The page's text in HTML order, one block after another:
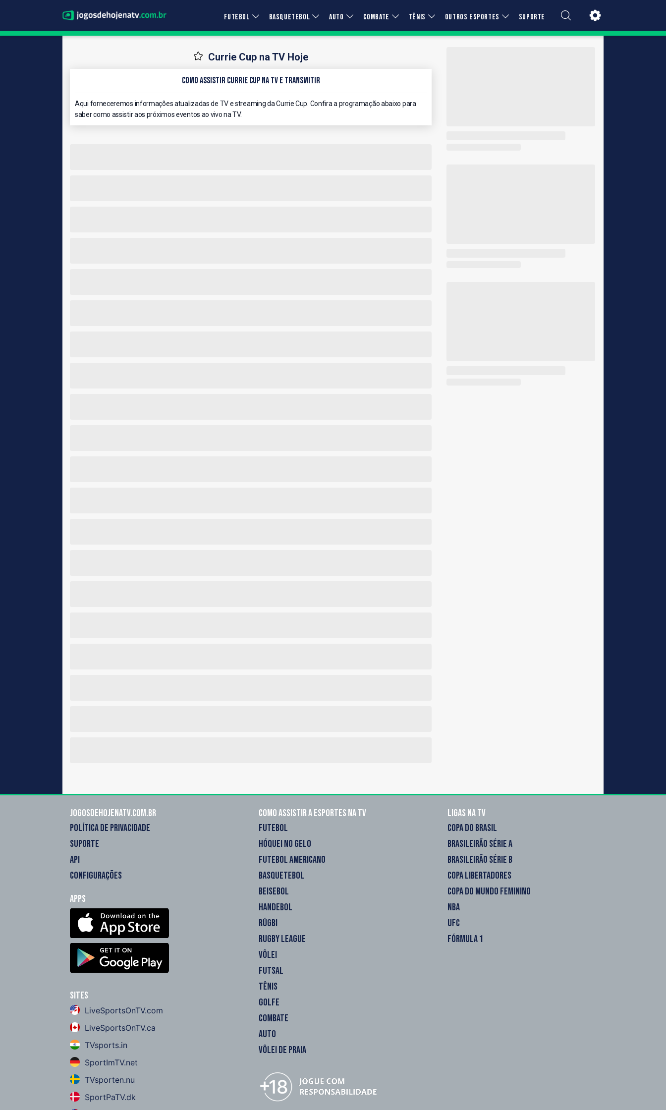
FUTEBOL BASQUETEBOL AUTO COMBATE TÊNIS OUTROS ESPORTES SUPORTE
Currie Cup na TV Hoje
Como Assistir Currie Cup na TV e Transmitir
Aqui forneceremos informações atualizadas de TV e streaming da Currie Cup. Confira a programação abaixo para
saber como assistir aos próximos eventos ao vivo na TV.
Jogosdehojenatv.com.br
POLÍTICA DE PRIVACIDADE
SUPORTE
API
CONFIGURAÇÕES
Apps
Sites
LiveSportsOnTV.com
LiveSportsOnTV.ca
TVsports.in
SportImTV.net
TVsporten.nu
SportPaTV.dk
Como assistir a esportes na TV
FUTEBOL
HÓQUEI NO GELO
FUTEBOL AMERICANO
BASQUETEBOL
BEISEBOL
HANDEBOL
RÚGBI
RUGBY LEAGUE
VÔLEI
FUTSAL
TÊNIS
GOLFE
COMBATE
AUTO
VÔLEI DE PRAIA
Ligas na TV
COPA DO BRASIL
BRASILEIRÃO SÉRIE A
BRASILEIRÃO SÉRIE B
COPA LIBERTADORES
COPA DO MUNDO FEMININO
NBA
UFC
FÓRMULA 1